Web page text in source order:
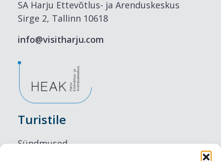
SA Harju Ettevõtlus- ja Arenduskeskus
Sirge 2, Tallinn 10618
info@visitharju.com
Turistile
Sündmused